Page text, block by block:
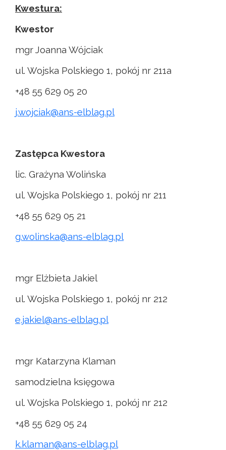
Kwestura:
Kwestor
mgr Joanna Wójciak
ul. Wojska Polskiego 1, pokój nr 211a
+48 55 629 05 20
j.wojciak@ans-elblag.pl
Zastępca Kwestora
lic. Grażyna Wolińska
ul. Wojska Polskiego 1, pokój nr 211
+48 55 629 05 21
g.wolinska@ans-elblag.pl
mgr Elżbieta Jakiel
ul. Wojska Polskiego 1, pokój nr 212
e.jakiel@ans-elblag.pl
mgr Katarzyna Klaman
samodzielna księgowa
ul. Wojska Polskiego 1, pokój nr 212
+48 55 629 05 24
k.klaman@ans-elblag.pl